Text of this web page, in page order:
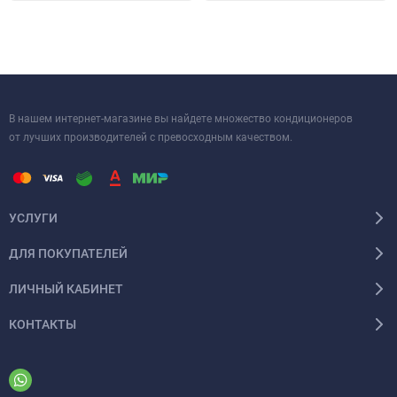
В нашем интернет-магазине вы найдете множество кондиционеров
от лучших производителей с превосходным качеством.
УСЛУГИ
ДЛЯ ПОКУПАТЕЛЕЙ
ЛИЧНЫЙ КАБИНЕТ
КОНТАКТЫ